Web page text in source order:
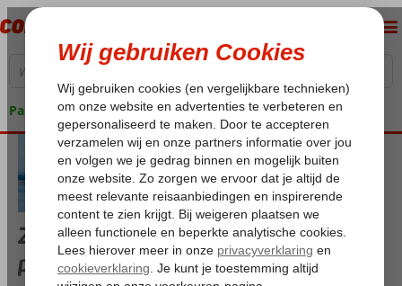
Pakketgarantie
Zorgeloos naar de zon met een
pakketreis van Corendon